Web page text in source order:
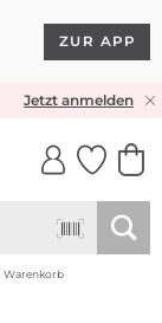
ZUR APP
Jetzt anmelden
Warenkorb